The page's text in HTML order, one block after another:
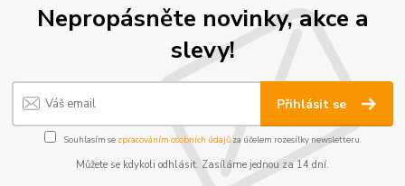
Nepropásněte novinky, akce a
slevy!
Přihlásit se
Souhlasím se zpracováním osobních údajůza účelem rozesílky newsletteru.
Můžete se kdykoli odhlásit. Zasíláme jednou za 14 dní.